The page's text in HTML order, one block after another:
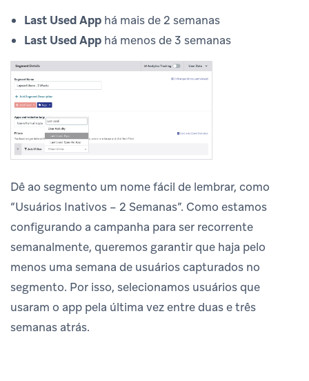
Last Used App há mais de 2 semanas
Last Used App há menos de 3 semanas
Dê ao segmento um nome fácil de lembrar, como
“Usuários Inativos – 2 Semanas”. Como estamos
configurando a campanha para ser recorrente
semanalmente, queremos garantir que haja pelo
menos uma semana de usuários capturados no
segmento. Por isso, selecionamos usuários que
usaram o app pela última vez entre duas e três
semanas atrás.